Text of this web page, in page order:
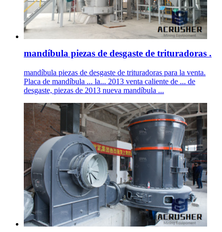
mandíbula piezas de desgaste de trituradoras .
mandíbula piezas de desgaste de trituradoras para la venta.
Placa de mandíbula ... la... 2013 venta caliente de ... de
desgaste, piezas de 2013 nueva mandíbula ...